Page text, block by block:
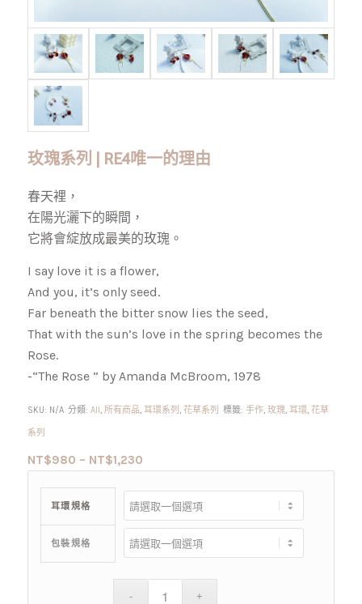
玫瑰系列 | RE4唯一的理由
春天裡，
在陽光灑下的瞬間，
它將會綻放成最美的玫瑰。
I say love it is a flower,
And you, it’s only seed.
Far beneath the bitter snow lies the seed,
That with the sun’s love in the spring becomes the
Rose.
-“The Rose ” by Amanda McBroom, 1978
SKU: N/A 分類: All 所有商品 耳環系列 花草系列 標籤: 手作, 玫瑰, 耳環 花草
系列
NT$980 – NT$1,230
耳環規格
包裝規格